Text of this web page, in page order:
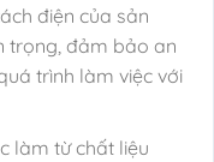
điện của sản
trọng, đảm bảo an
trình làm việc với
làm từ chất liệu